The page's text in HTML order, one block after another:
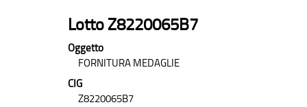
Lotto Z8220065B7
Oggetto
FORNITURA MEDAGLIE
CIG
Z8220065B7